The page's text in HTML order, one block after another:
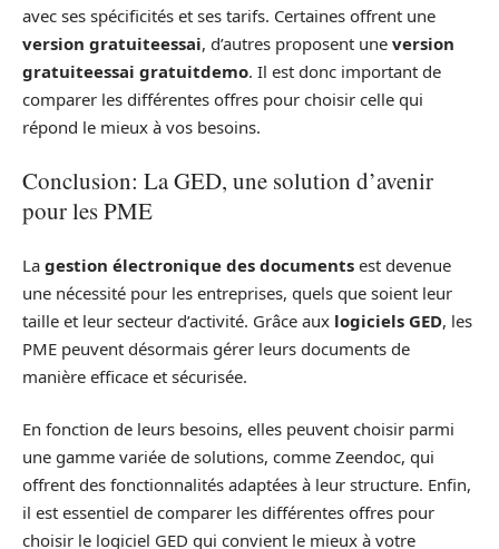
avec ses spécificités et ses tarifs. Certaines offrent une
version gratuiteessai, d’autres proposent une version
gratuiteessai gratuitdemo. Il est donc important de
comparer les différentes offres pour choisir celle qui
répond le mieux à vos besoins.
Conclusion: La GED, une solution d’avenir
pour les PME
La gestion électronique des documents est devenue
une nécessité pour les entreprises, quels que soient leur
taille et leur secteur d’activité. Grâce aux logiciels GED, les
PME peuvent désormais gérer leurs documents de
manière efficace et sécurisée.
En fonction de leurs besoins, elles peuvent choisir parmi
une gamme variée de solutions, comme Zeendoc, qui
offrent des fonctionnalités adaptées à leur structure. Enfin,
il est essentiel de comparer les différentes offres pour
choisir le logiciel GED qui convient le mieux à votre